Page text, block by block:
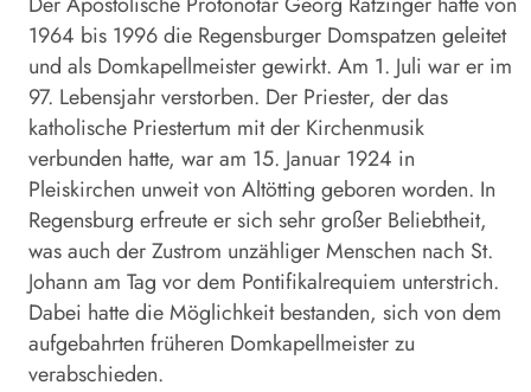
1964 bis 1996 die Regensburger Domspatzen geleitet
und als Domkapellmeister gewirkt. Am 1. Juli war er im
97. Lebensjahr verstorben. Der Priester, der das
katholische Priestertum mit der Kirchenmusik
verbunden hatte, war am 15. Januar 1924 in
Pleiskirchen unweit von Altötting geboren worden. In
Regensburg erfreute er sich sehr großer Beliebtheit,
was auch der Zustrom unzähliger Menschen nach St.
Johann am Tag vor dem Pontifikalrequiem unterstrich.
Dabei hatte die Möglichkeit bestanden, sich von dem
aufgebahrten früheren Domkapellmeister zu
verabschieden.